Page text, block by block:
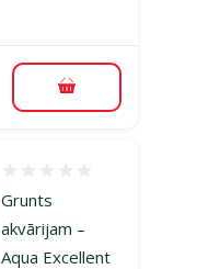
Pievienot
Grunts
akvārijam –
Aqua Excellent